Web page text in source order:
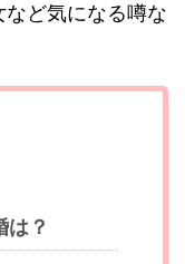
ど気になる噂な
は？